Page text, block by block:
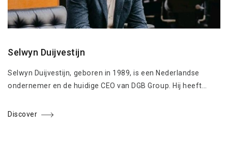
Selwyn Duijvestijn
Selwyn Duijvestijn, geboren in 1989, is een Nederlandse
ondernemer en de huidige CEO van DGB Group. Hij heeft…
Discover